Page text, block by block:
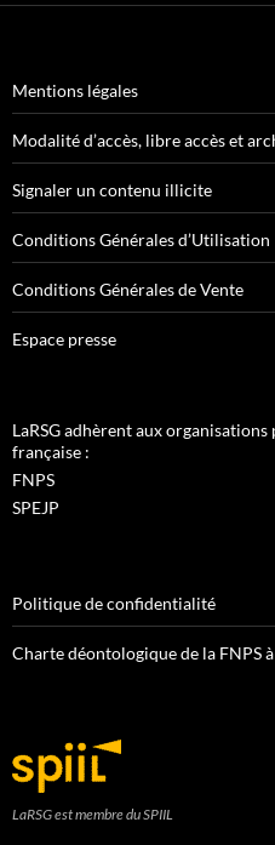
Mentions légales
Modalité d’accès, libre accès et
Signaler un contenu illicite
Conditions Générales d’Utilisation
Conditions Générales de Vente
Espace presse
LaRSG adhèrent aux
française :
FNPS
SPEJP
Politique de confidentialité
Charte déontologique de la FNPS
LaRSG est membre du SPIIL